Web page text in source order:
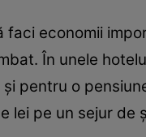
faci economii
În unele
pentru o
lei pe un sejur de